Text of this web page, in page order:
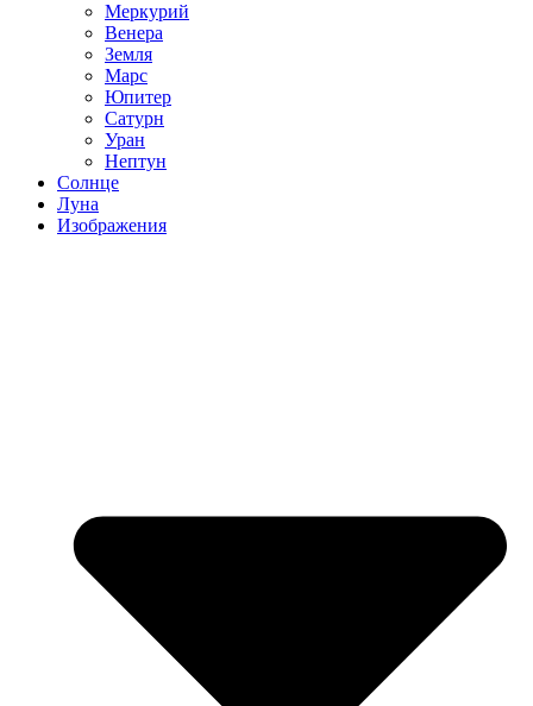
Меркурий
Венера
Земля
Марс
Юпитер
Сатурн
Уран
Нептун
Солнце
Луна
Изображения